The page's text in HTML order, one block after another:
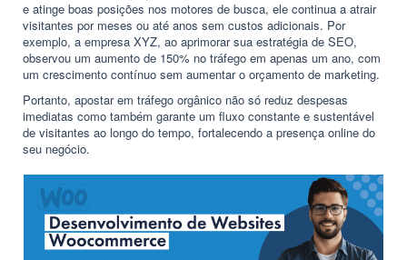
e atinge boas posições nos motores de busca, ele continua a atrair
visitantes por meses ou até anos sem custos adicionais. Por
exemplo, a empresa XYZ, ao aprimorar sua estratégia de SEO,
observou um aumento de 150% no tráfego em apenas um ano, com
um crescimento contínuo sem aumentar o orçamento de marketing.
Portanto, apostar em tráfego orgânico não só reduz despesas
imediatas como também garante um fluxo constante e sustentável
de visitantes ao longo do tempo, fortalecendo a presença online do
seu negócio.